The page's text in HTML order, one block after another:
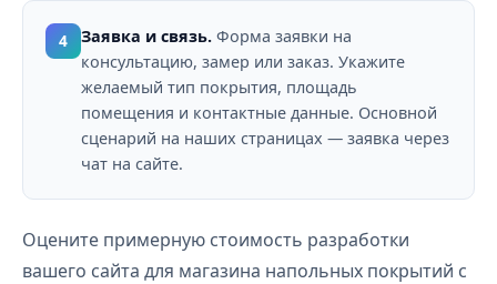
4 Заявка и связь. Форма заявки на
консультацию, замер или заказ. Укажите
желаемый тип покрытия, площадь
помещения и контактные данные. Основной
сценарий на наших страницах — заявка через
чат на сайте.
Оцените примерную стоимость разработки
вашего сайта для магазина напольных покрытий с